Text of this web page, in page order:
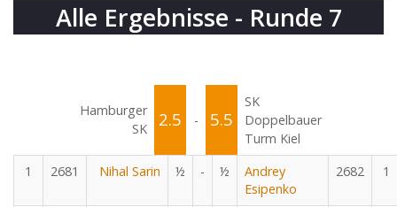
Alle Ergebnisse - Runde 7
Hamburger
SK
2.5 - 5.5
SK
Doppelbauer
Turm Kiel
1
2681 Nihal Sarin ½ - ½
Andrey
Esipenko
2682 1